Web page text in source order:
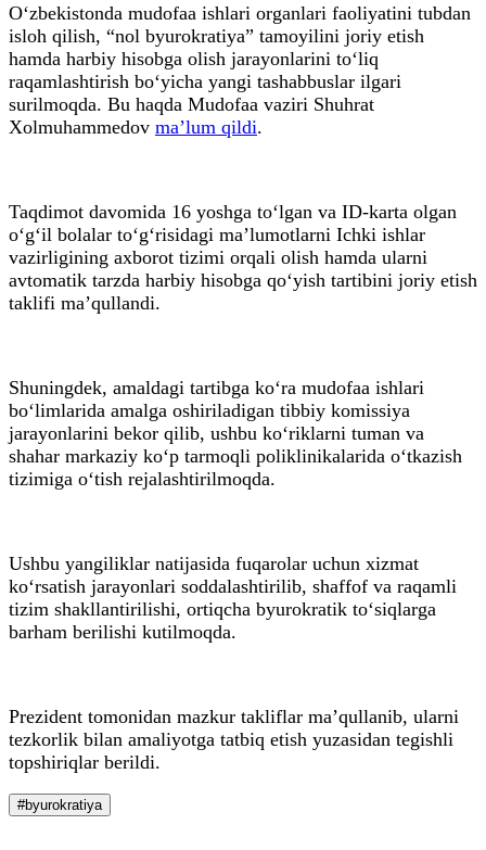
O‘zbekistonda mudofaa ishlari organlari faoliyatini tubdan
isloh qilish, “nol byurokratiya” tamoyilini joriy etish
hamda harbiy hisobga olish jarayonlarini to‘liq
raqamlashtirish bo‘yicha yangi tashabbuslar ilgari
surilmoqda. Bu haqda Mudofaa vaziri Shuhrat
Xolmuhammedov ma’lum qildi.
Taqdimot davomida 16 yoshga to‘lgan va ID-karta olgan
o‘g‘il bolalar to‘g‘risidagi ma’lumotlarni Ichki ishlar
vazirligining axborot tizimi orqali olish hamda ularni
avtomatik tarzda harbiy hisobga qo‘yish tartibini joriy etish
taklifi ma’qullandi.
Shuningdek, amaldagi tartibga ko‘ra mudofaa ishlari
bo‘limlarida amalga oshiriladigan tibbiy komissiya
jarayonlarini bekor qilib, ushbu ko‘riklarni tuman va
shahar markaziy ko‘p tarmoqli poliklinikalarida o‘tkazish
tizimiga o‘tish rejalashtirilmoqda.
Ushbu yangiliklar natijasida fuqarolar uchun xizmat
ko‘rsatish jarayonlari soddalashtirilib, shaffof va raqamli
tizim shakllantirilishi, ortiqcha byurokratik to‘siqlarga
barham berilishi kutilmoqda.
Prezident tomonidan mazkur takliflar ma’qullanib, ularni
tezkorlik bilan amaliyotga tatbiq etish yuzasidan tegishli
topshiriqlar berildi.
#byurokratiya